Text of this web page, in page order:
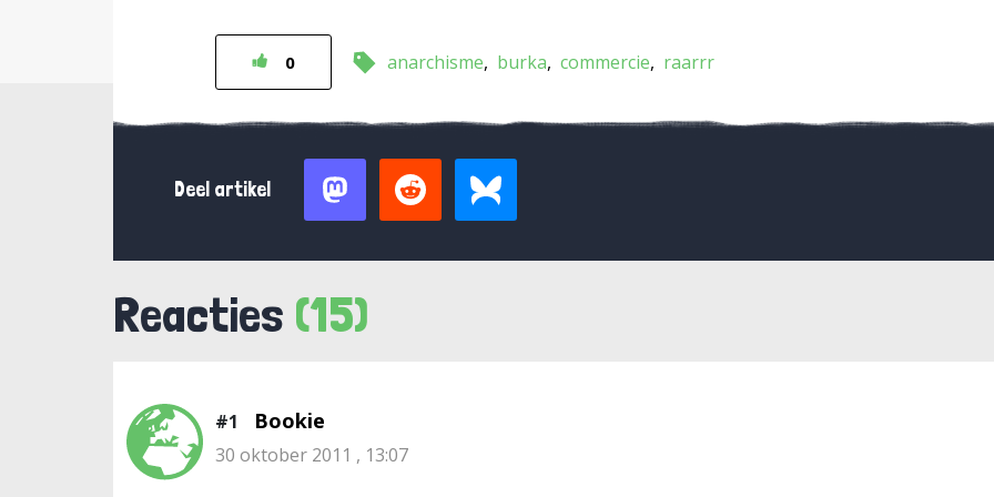
0 anarchisme burka commercie raarrr
Deel artikel
Reacties (15)
#1 Bookie
30 oktober 2011 , 13:07